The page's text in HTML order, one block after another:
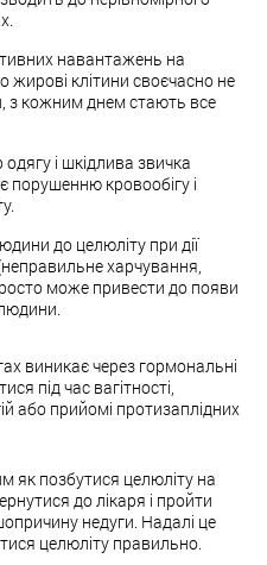
навантажень на
жирові клітини своєчасно не
з кожним днем ​​стають все
і шкідлива звичка
порушенню кровообігу і
до целюліту при дії
харчування,
може привести до появи
виникає через гормональні
під час вагітності,
або прийомі протизаплідних
як позбутися целюліту на
до лікаря і пройти
недуги. Надалі це
целюліту правильно.